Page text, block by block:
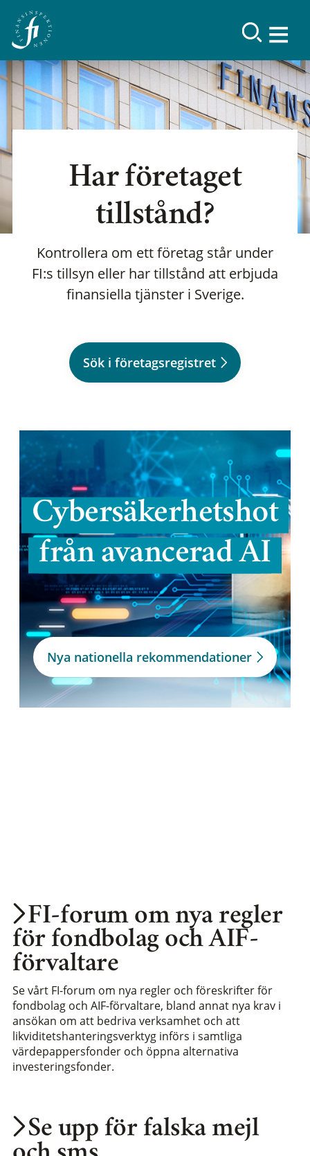
Har företaget
tillstånd?
Kontrollera om ett företag står under
FI:s tillsyn eller har tillstånd att erbjuda
finansiella tjänster i Sverige.
Sök i företagsregistret
Cybersäkerhetshot
från avancerad AI
Nya nationella rekommendationer
Se upp för falska mejl
FI-forum om nya regler
för fondbolag och AIF-
förvaltare
Se vårt FI-forum om nya regler och föreskrifter för
fondbolag och AIF-förvaltare, bland annat nya krav i
ansökan om att bedriva verksamhet och att
likviditetshanteringsverktyg införs i samtliga
värdepappersfonder och öppna alternativa
investeringsfonder.